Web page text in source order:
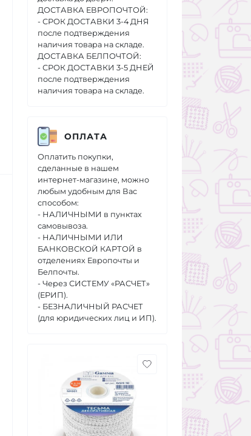
ДОСТАВКА ЕВРОПОЧТОЙ:
- СРОК ДОСТАВКИ 3-4 ДНЯ
после подтверждения
наличия товара на складе.
ДОСТАВКА БЕЛПОЧТОЙ:
- СРОК ДОСТАВКИ 3-5 ДНЕЙ
после подтверждения
наличия товара на складе.
ОПЛАТА
Оплатить покупки,
сделанные в нашем
интернет-магазине, можно
любым удобным для Вас
способом:
- НАЛИЧНЫМИ в пунктах
самовывоза.
- НАЛИЧНЫМИ ИЛИ
БАНКОВСКОЙ КАРТОЙ в
отделениях Европочты и
Белпочты.
- Через СИСТЕМУ «РАСЧЕТ»
(ЕРИП).
- БЕЗНАЛИЧНЫЙ РАСЧЕТ
(для юридических лиц и ИП).